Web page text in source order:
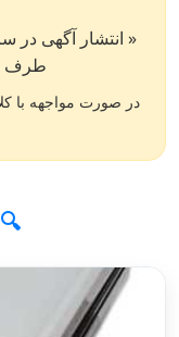
طرف سایت
در صورت مواجهه با